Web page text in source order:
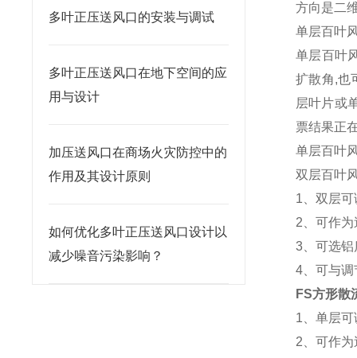
多叶正压送风口的安装与调试
多叶正压送风口在地下空间的应
用与设计
加压送风口在商场火灾防控中的
作用及其设计原则
如何优化多叶正压送风口设计以
减少噪音污染影响？
方向是二
单层百叶
单层百叶
扩散角,也
层叶片或
票结果正
单层百叶
双层百叶
1、双层
2、可作
3、可选
4、可与
FS方形散
1、单层
2、可作